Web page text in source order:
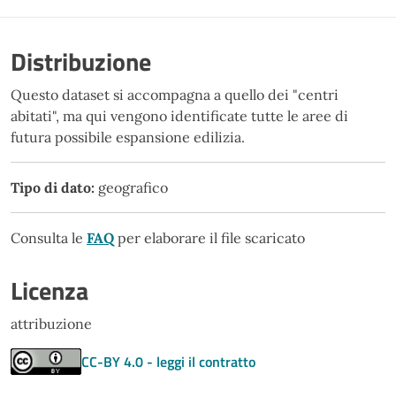
Distribuzione
Questo dataset si accompagna a quello dei "centri
abitati", ma qui vengono identificate tutte le aree di
futura possibile espansione edilizia.
Tipo di dato: geografico
Consulta le FAQ per elaborare il file scaricato
Licenza
attribuzione
CC-BY 4.0 - leggi il contratto